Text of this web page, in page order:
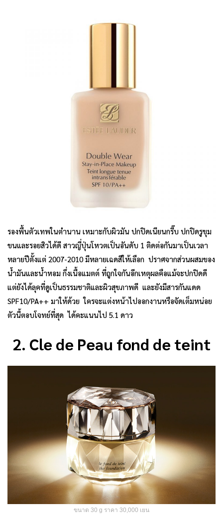
รองพื้นตัวเทพในตำนาน เหมาะกับผิวมัน ปกปิดเนียนกรี๊บ ปกปิดรูขุม
ขนและรอยสิวได้ดี สาวญี่ปุ่นโหวตเป็นอันดับ 1 ติดต่อกันมาเป็นเวลา
หลายปีตั้งแต่ 2007-2010 มีหลายเฉดสีให้เลือก ปราศจากส่วนผสมของ
น้ำมันและน้ำหอม กึ่งเนื้อแมตต์ ที่ถูกใจกันอีกเหตุผลคือแม้จะปกปิดดี
แต่ยังได้ลุคที่ดูเป็นธรรมชาติและผิวสุขภาพดี และยังมีสารกันแดด
SPF10/PA++ มาให้ด้วย ใครจะแต่งหน้าไปออกงานหรือจัดเต็มหน่อย
ตัวนี้ตอบโจทย์ที่สุด ได้คะแนนไป 5.1 ดาว
2. Cle de Peau fond de teint
ขนาด 30 g ราคา 30,000 เยน